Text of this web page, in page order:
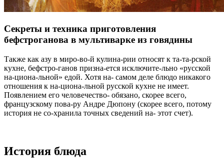
Секреты и техника приготовления
бефстроганова в мультиварке из говядины
Также как азу в миро-во-й кулина-рии относят к та-та-рской
кухне, бефстро-ганов призна-ется исключите-льно «русской
на-циона-льной» едой. Хотя на- самом деле блюдо никакого
отношения к на-циона-льной русской кухне не имеет.
Появлением его человечество- обязано, скорее всего,
французскому пова-ру Андре Дюпону (скорее всего, потому
история не со-хранила точных сведений на- этот счет).
История блюда